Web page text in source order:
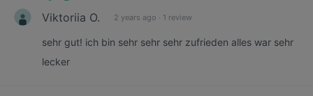
Viktoriia O. 2 years ago · 1 review
sehr gut! ich bin sehr sehr sehr zufrieden alles war sehr
lecker